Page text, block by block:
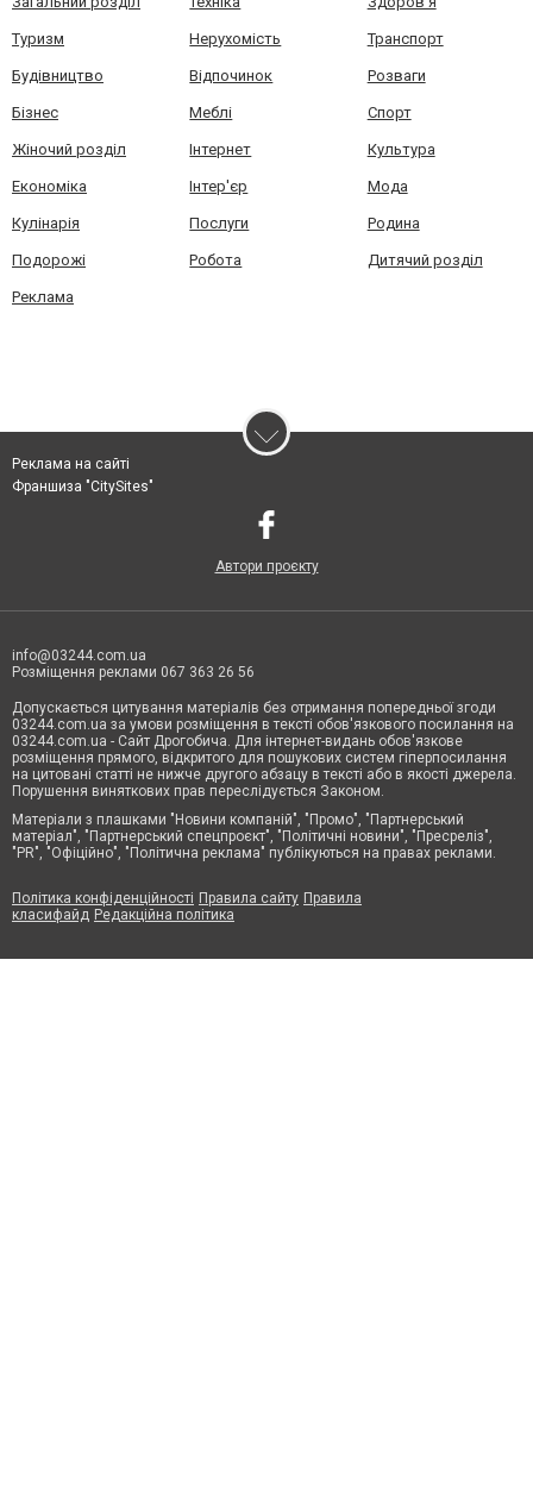
Туризм Нерухомість Транспорт
Будівництво Відпочинок Розваги
Бізнес Меблі Спорт
Жіночий розділ Інтернет Культура
Економіка Інтер'єр Мода
Кулінарія Послуги Родина
Подорожі Робота Дитячий розділ
Реклама
Реклама на сайті
Франшиза "CitySites"
Автори проєкту
info@03244.com.ua
Розміщення реклами 067 363 26 56
Допускається цитування матеріалів без отримання попередньої згоди
03244.com.ua за умови розміщення в тексті обов'язкового посилання на
03244.com.ua - Сайт Дрогобича. Для інтернет-видань обов'язкове
розміщення прямого, відкритого для пошукових систем гіперпосилання
на цитовані статті не нижче другого абзацу в тексті або в якості джерела.
Порушення виняткових прав переслідується Законом.
Матеріали з плашками "Новини компаній", "Промо", "Партнерський
матеріал", "Партнерський спецпроєкт", "Політичні новини", "Пресреліз",
"PR", "Офіційно", "Політична реклама" публікуються на правах реклами.
Політика конфіденційності Правила сайту Правила
класифайд Редакційна політика